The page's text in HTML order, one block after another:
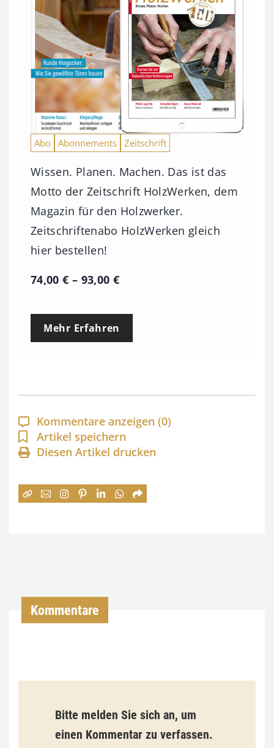
Abo Abonnements Zeitschrift
Wissen. Planen. Machen. Das ist das
Motto der Zeitschrift HolzWerken, dem
Magazin für den Holzwerker.
Zeitschriftenabo HolzWerken gleich
hier bestellen!
74,00€ – 93,00 €P
e
p
a
n
n
:
9
3
Mehr Erfahren
Kommentare anzeigen (0)
Artikel speichern
Diesen Artikel drucken
Kommentare
Bitte melden Sie sich an, um
einen Kommentar zu verfassen.